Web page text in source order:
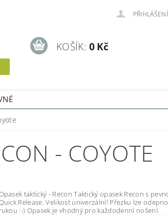
PŘIHLÁŠENÍ
KOŠÍK: 0 Kč
- COYOTE
taktický - Recon Taktický opasek Recon s pevnou přezkou
Release. Velikost univerzální! Přezku lze odepnout jednou
rukou :-) Opasek je vhodný pro každodenní nošení.